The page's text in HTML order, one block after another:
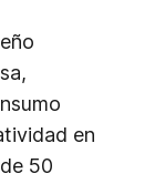
en
50